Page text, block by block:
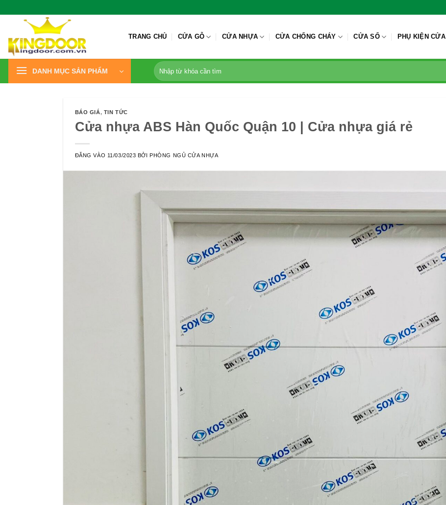
dung
TRANG CHỦ CỬA GỖ CỬA NHỰA CỬA CHỐNG CHÁY CỬA SỔ PHỤ KIỆN CỬA
DANH MỤC SẢN PHẨM
Tìm
kiếm:
BÁO GIÁ, TIN TỨC
Cửa nhựa ABS Hàn Quốc Quận 10 | Cửa nhựa giá rẻ
ĐĂNG VÀO 11/03/2023 BỞIPHÒNG NGỦ CỬA NHỰA